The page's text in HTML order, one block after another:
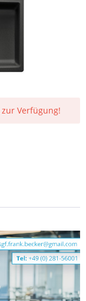
Verfügung!